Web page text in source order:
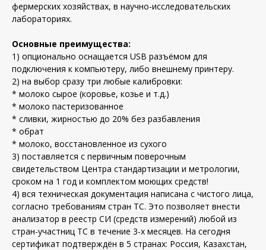
фермерских хозяйствах, в научно-исследовательских
лабораториях.
Основные преимущества:
1) опционально оснащается USB разъёмом для
подключения к компьютеру, либо внешнему принтеру.
2) на выбор сразу три любые калибровки:
* молоко сырое (коровье, козье и т.д.)
* молоко пастеризованное
* сливки, жирностью до 20% без разбавления
* обрат
* молоко, восстановленное из сухого
3) поставляется с первичным поверочным
свидетельством Центра стандартизации и метрологии,
сроком на 1 год и комплектом моющих средств!
4) вся техническая документация написана с чистого лица,
согласно требованиям стран ТС. Это позволяет внести
анализатор в реестр СИ (средств измерений) любой из
стран-участниц ТС в течение 3-х месяцев. На сегодня
сертификат подтверждён в 5 странах: Россия, Казахстан,